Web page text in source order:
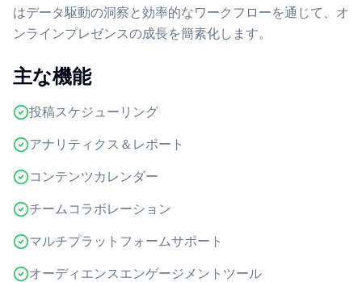
はデータ駆動の洞察と効率的なワークフローを通じて、オ
ンラインプレゼンスの成長を簡素化します。
主な機能
投稿スケジューリング
アナリティクス＆レポート
コンテンツカレンダー
チームコラボレーション
マルチプラットフォームサポート
オーディエンスエンゲージメントツール